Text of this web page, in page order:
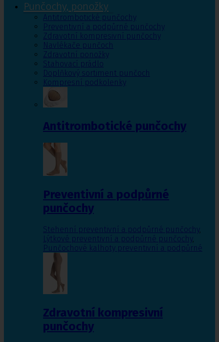
Punčochy, ponožky
Antitrombotické punčochy
Preventivní a podpůrné punčochy
Zdravotní kompresivní punčochy
Navlékače punčoch
Zdravotní ponožky
Stahovací prádlo
Doplňkový sortiment punčoch
Kompresní podkolenky
Antitrombotické punčochy
Preventivní a podpůrné
punčochy
Stehenní preventivní a podpůrné punčochy,
Lýtkové preventivní a podpůrné punčochy,
Punčochové kalhoty preventivní a podpůrné
Zdravotní kompresivní
punčochy